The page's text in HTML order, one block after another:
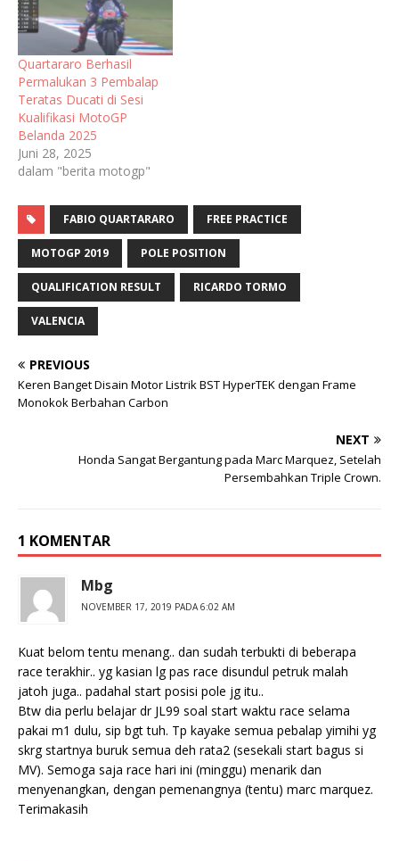
Quartararo Berhasil
Permalukan 3 Pembalap
Teratas Ducati di Sesi
Kualifikasi MotoGP
Belanda 2025
Juni 28, 2025
dalam "berita motogp"
FABIO QUARTARARO FREE PRACTICE
MOTOGP 2019 POLE POSITION
QUALIFICATION RESULT RICARDO TORMO
VALENCIA
PREVIOUS
Keren Banget Disain Motor Listrik BST HyperTEK dengan Frame
Monokok Berbahan Carbon
NEXT
Honda Sangat Bergantung pada Marc Marquez, Setelah
Persembahkan Triple Crown.
1 KOMENTAR
Mbg
NOVEMBER 17, 2019 PADA 6:02 AM
Kuat belom tentu menang.. dan sudah terbukti di beberapa
race terakhir.. yg kasian lg pas race disundul petruk malah
jatoh juga.. padahal start posisi pole jg itu..
Btw dia perlu belajar dr JL99 soal start waktu race selama
pakai m1 dulu, sip bgt tuh. Tp kayake semua pebalap yimihi yg
skrg startnya buruk semua deh rata2 (sesekali start bagus si
MV). Semoga saja race hari ini (minggu) menarik dan
menyenangkan, dengan pemenangnya (tentu) marc marquez.
Terimakasih